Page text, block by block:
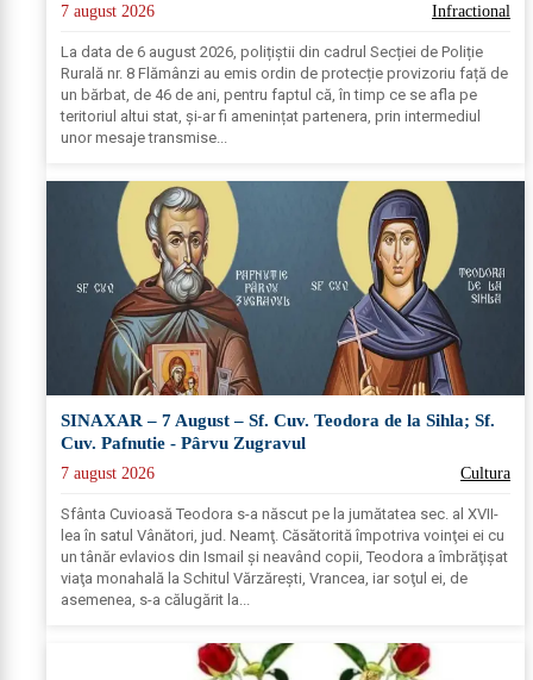
7 august 2026 Infractional
La data de 6 august 2026, polițiștii din cadrul Secției de Poliție
Rurală nr. 8 Flămânzi au emis ordin de protecție provizoriu față de
un bărbat, de 46 de ani, pentru faptul că, în timp ce se afla pe
teritoriul altui stat, și-ar fi amenințat partenera, prin intermediul
unor mesaje transmise...
SINAXAR – 7 August – Sf. Cuv. Teodora de la Sihla; Sf.
Cuv. Pafnutie - Pârvu Zugravul
7 august 2026 Cultura
Sfânta Cuvioasă Teodora s-a născut pe la jumătatea sec. al XVII-
lea în satul Vânători, jud. Neamţ. Căsătorită împotriva voinţei ei cu
un tânăr evlavios din Ismail şi neavând copii, Teodora a îmbrăţişat
viaţa monahală la Schitul Vărzăreşti, Vrancea, iar soţul ei, de
asemenea, s-a călugărit la...